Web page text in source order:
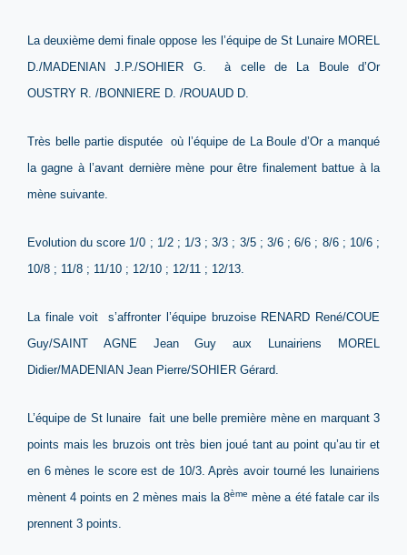
La deuxième demi finale oppose les l’équipe de St Lunaire MOREL
D./MADENIAN J.P./SOHIER G. à celle de La Boule d’Or
OUSTRY R. /BONNIERE D. /ROUAUD D.
Très belle partie disputée où l’équipe de La Boule d’Or a manqué
la gagne à l’avant dernière mène pour être finalement battue à la
mène suivante.
Evolution du score 1/0 ; 1/2 ; 1/3 ; 3/3 ; 3/5 ; 3/6 ; 6/6 ; 8/6 ; 10/6 ;
10/8 ; 11/8 ; 11/10 ; 12/10 ; 12/11 ; 12/13.
La finale voit s’affronter l’équipe bruzoise RENARD René/COUE
Guy/SAINT AGNE Jean Guy aux Lunairiens MOREL
Didier/MADENIAN Jean Pierre/SOHIER Gérard.
L’équipe de St lunaire fait une belle première mène en marquant 3
points mais les bruzois ont très bien joué tant au point qu’au tir et
en 6 mènes le score est de 10/3. Après avoir tourné les lunairiens
mènent 4 points en 2 mènes mais la 8ème mène a été fatale car ils
prennent 3 points.